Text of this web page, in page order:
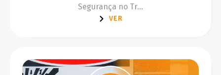
Segurança no Tr...
VER